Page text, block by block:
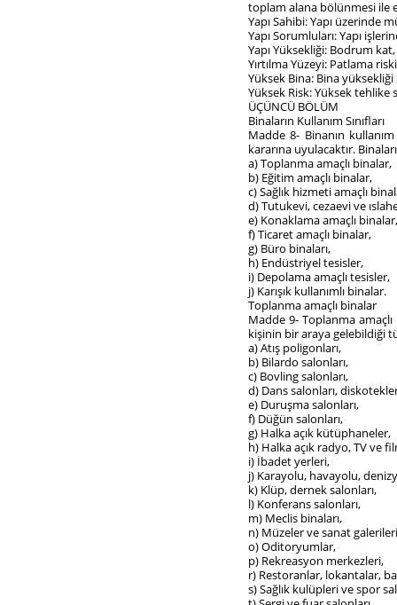
toplam alana bölünmesi ile
Yapı Sahibi: Yapı üzerinde
Yapı Sorumluları: Yapı
Yapı Yüksekliği: Bodrum
Yırtılma Yüzeyi: Patlama
Yüksek Bina: Bina
Yüksek Risk: Yüksek tehlike
ÜÇÜNCÜ BÖLÜM
Binaların Kullanım Sınıfları
Madde 8- Binanın
kararına uyulacaktır.
a) Toplanma amaçlı binalar,
b) Eğitim amaçlı binalar,
c) Sağlık hizmeti amaçlı
d) Tutukevi, cezaevi ve
e) Konaklama amaçlı binalar,
f) Ticaret amaçlı binalar,
g) Büro binaları,
h) Endüstriyel tesisler,
i) Depolama amaçlı tesisler,
j) Karışık kullanımlı binalar.
Toplanma amaçlı binalar
Madde 9- Toplanma
kişinin bir araya gelebildiği
a) Atış poligonları,
b) Bilardo salonları,
c) Bovling salonları,
d) Dans salonları,
e) Duruşma salonları,
f) Düğün salonları,
g) Halka açık kütüphaneler,
h) Halka açık radyo, TV ve
i) İbadet yerleri,
j) Karayolu, havayolu,
k) Klüp, dernek salonları,
l) Konferans salonları,
m) Meclis binaları,
n) Müzeler ve sanat
o) Oditoryumlar,
p) Rekreasyon merkezleri,
r) Restoranlar, lokantalar,
s) Sağlık kulüpleri ve spor